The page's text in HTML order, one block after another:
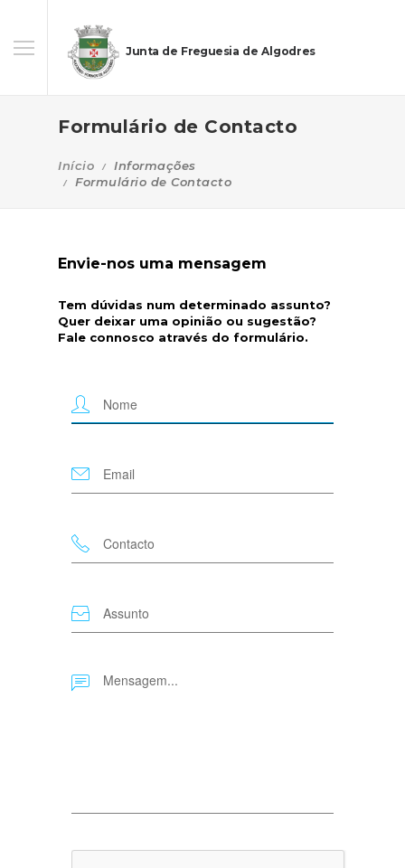
Junta de Freguesia de Algodres
Formulário de Contacto
Início
Informações
Formulário de Contacto
Envie-nos uma mensagem
Tem dúvidas num determinado assunto?
Quer deixar uma opinião ou sugestão?
Fale connosco através do formulário.